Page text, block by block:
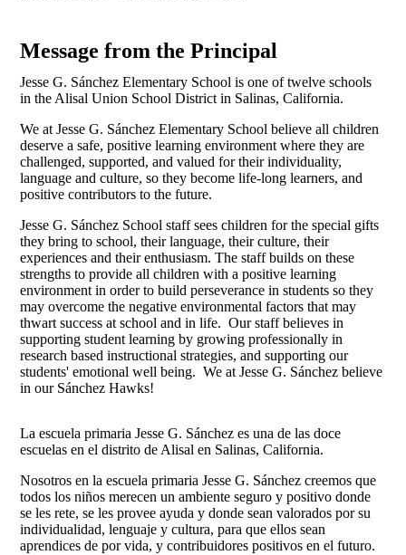
Message from the Principal
Jesse G. Sánchez Elementary School is one of twelve schools
in the Alisal Union School District in Salinas, California.
We at Jesse G. Sánchez Elementary School believe all children
deserve a safe, positive learning environment where they are
challenged, supported, and valued for their individuality,
language and culture, so they become life-long learners, and
positive contributors to the future.
Jesse G. Sánchez School staff sees children for the special gifts
they bring to school, their language, their culture, their
experiences and their enthusiasm. The staff builds on these
strengths to provide all children with a positive learning
environment in order to build perseverance in students so they
may overcome the negative environmental factors that may
thwart success at school and in life. Our staff believes in
supporting student learning by growing professionally in
research based instructional strategies, and supporting our
students' emotional well being. We at Jesse G. Sánchez believe
in our Sánchez Hawks!
La escuela primaria Jesse G. Sánchez es una de las doce
escuelas en el distrito de Alisal en Salinas, California.
Nosotros en la escuela primaria Jesse G. Sánchez creemos que
todos los niños merecen un ambiente seguro y positivo donde
se les rete, se les provee ayuda y donde sean valorados por su
individualidad, lenguaje y cultura, para que ellos sean
aprendices de por vida, y contribuidores positivos en el futuro.